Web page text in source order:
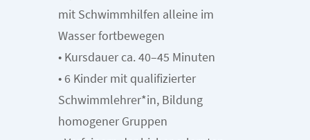
mit Schwimmhilfen alleine im
Wasser fortbewegen
• Kursdauer ca. 40–45 Minuten
• 6 Kinder mit qualifizierter
Schwimmlehrer*in, Bildung
homogener Gruppen